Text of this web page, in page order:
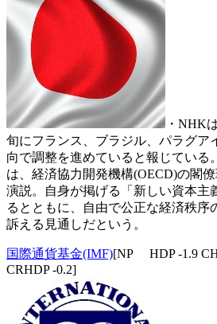
・NHK
旬にフランス、ブラジル、パラグア
向で調整を進めていると報じている
は、経済協力開発機構(OECD)の閣
演説。自身が掲げる「新しい資本主
るとともに、自由で公正な経済秩序
訴える見通しだという。
国際通貨基金(IMF)[NP HDP -1.9
CRHDP -0.2]